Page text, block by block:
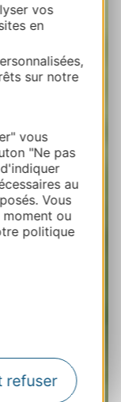
vos
en
sur notre
vous
"Ne pas
au
Vous
ou
politique
refuser